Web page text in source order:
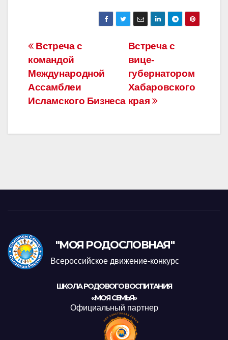
Навигация
по
записям
Встреча с
вице-
губернатором
Хабаровского
края
Встреча с
командой
Международной
Ассамблеи
Исламского Бизнеса
"МОЯ РОДОСЛОВНАЯ"
Всероссийское движение-конкурс
ШКОЛА РОДОВОГО ВОСПИТАНИЯ
«МОЯ СЕМЬЯ»
Официальный партнер